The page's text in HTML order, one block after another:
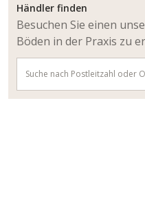
Händler finden
Besuchen Sie einen
Böden in der Praxis zu